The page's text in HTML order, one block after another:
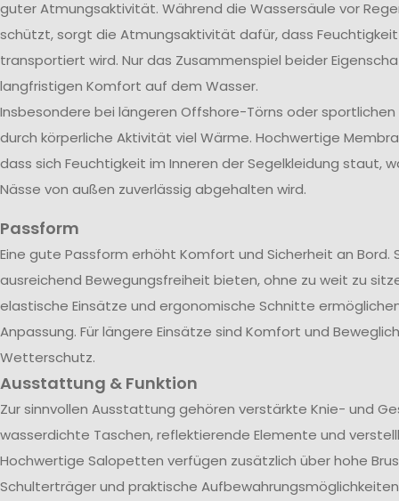
guter Atmungsaktivität. Während die Wassersäule vor
schützt, sorgt die Atmungsaktivität dafür, dass
transportiert wird. Nur das Zusammenspiel beider
langfristigen Komfort auf dem Wasser.
Insbesondere bei längeren Offshore-Törns oder
durch körperliche Aktivität viel Wärme. Hochwertige
dass sich Feuchtigkeit im Inneren der Segelkleidung staut,
Nässe von außen zuverlässig abgehalten wird.
Passform
Eine gute Passform erhöht Komfort und Sicherheit an Bord.
ausreichend Bewegungsfreiheit bieten, ohne zu weit zu
elastische Einsätze und ergonomische Schnitte
Anpassung. Für längere Einsätze sind Komfort und
Wetterschutz.
Ausstattung & Funktion
Zur sinnvollen Ausstattung gehören verstärkte Knie- und
wasserdichte Taschen, reflektierende Elemente und
Hochwertige Salopetten verfügen zusätzlich über hohe
Schulterträger und praktische